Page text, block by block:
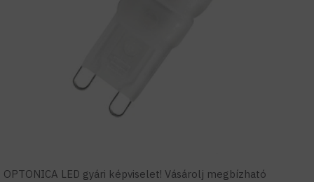
OPTONICA LED gyári képviselet! Vásárolj megbízható